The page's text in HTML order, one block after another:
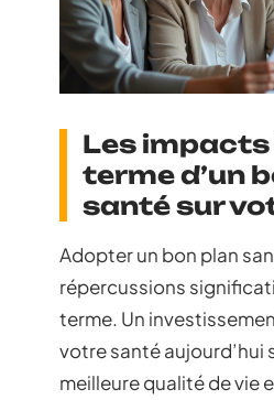
Les impacts
terme d’un
santé sur
Adopter un bon plan
répercussions
terme. Un
votre santé aujourd’hui
meilleure qualité de vie